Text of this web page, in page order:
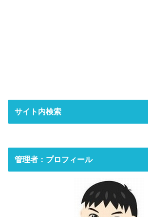
サイト内検索
管理者：プロフィール